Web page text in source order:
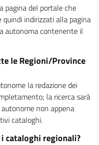
pagina del portale che
indirizzati alla pagina
autonoma contenente il
le Regioni/Province
la redazione dei
la ricerca sarà
non appena
cataloghi.
cataloghi regionali?